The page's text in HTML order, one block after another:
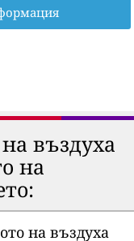
въздуха
на
на въздуха